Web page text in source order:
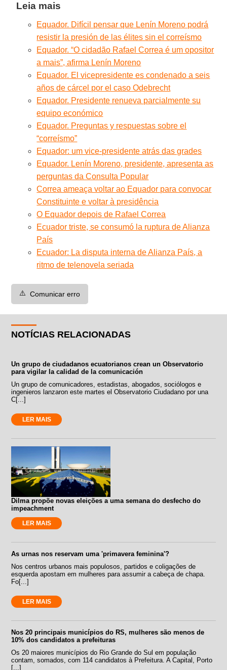
Leia mais
Equador. Difícil pensar que Lenín Moreno podrá
resistir la presión de las élites sin el correísmo
Equador. “O cidadão Rafael Correa é um opositor
a mais”, afirma Lenín Moreno
Equador. El vicepresidente es condenado a seis
años de cárcel por el caso Odebrecht
Equador. Presidente renueva parcialmente su
equipo económico
Equador. Preguntas y respuestas sobre el
“correísmo”
Equador: um vice-presidente atrás das grades
Equador. Lenín Moreno, presidente, apresenta as
perguntas da Consulta Popular
Correa ameaça voltar ao Equador para convocar
Constituinte e voltar à presidência
O Equador depois de Rafael Correa
Ecuador triste, se consumó la ruptura de Alianza
País
Ecuador: La disputa interna de Alianza País, a
ritmo de telenovela seriada
⚠️ Comunicar erro
NOTÍCIAS RELACIONADAS
Un grupo de ciudadanos ecuatorianos crean un Observatorio
para vigilar la calidad de la comunicación
Un grupo de comunicadores, estadistas, abogados, sociólogos e
ingenieros lanzaron este martes el Observatorio Ciudadano por una
C[...]
LER MAIS
Dilma propõe novas eleições a uma semana do desfecho do
impeachment
LER MAIS
As urnas nos reservam uma 'primavera feminina'?
Nos centros urbanos mais populosos, partidos e coligações de
esquerda apostam em mulheres para assumir a cabeça de chapa.
Fo[...]
LER MAIS
Nos 20 principais municípios do RS, mulheres são menos de
10% dos candidatos a prefeituras
Os 20 maiores municípios do Rio Grande do Sul em população
contam, somados, com 114 candidatos à Prefeitura. A Capital, Porto
[...]